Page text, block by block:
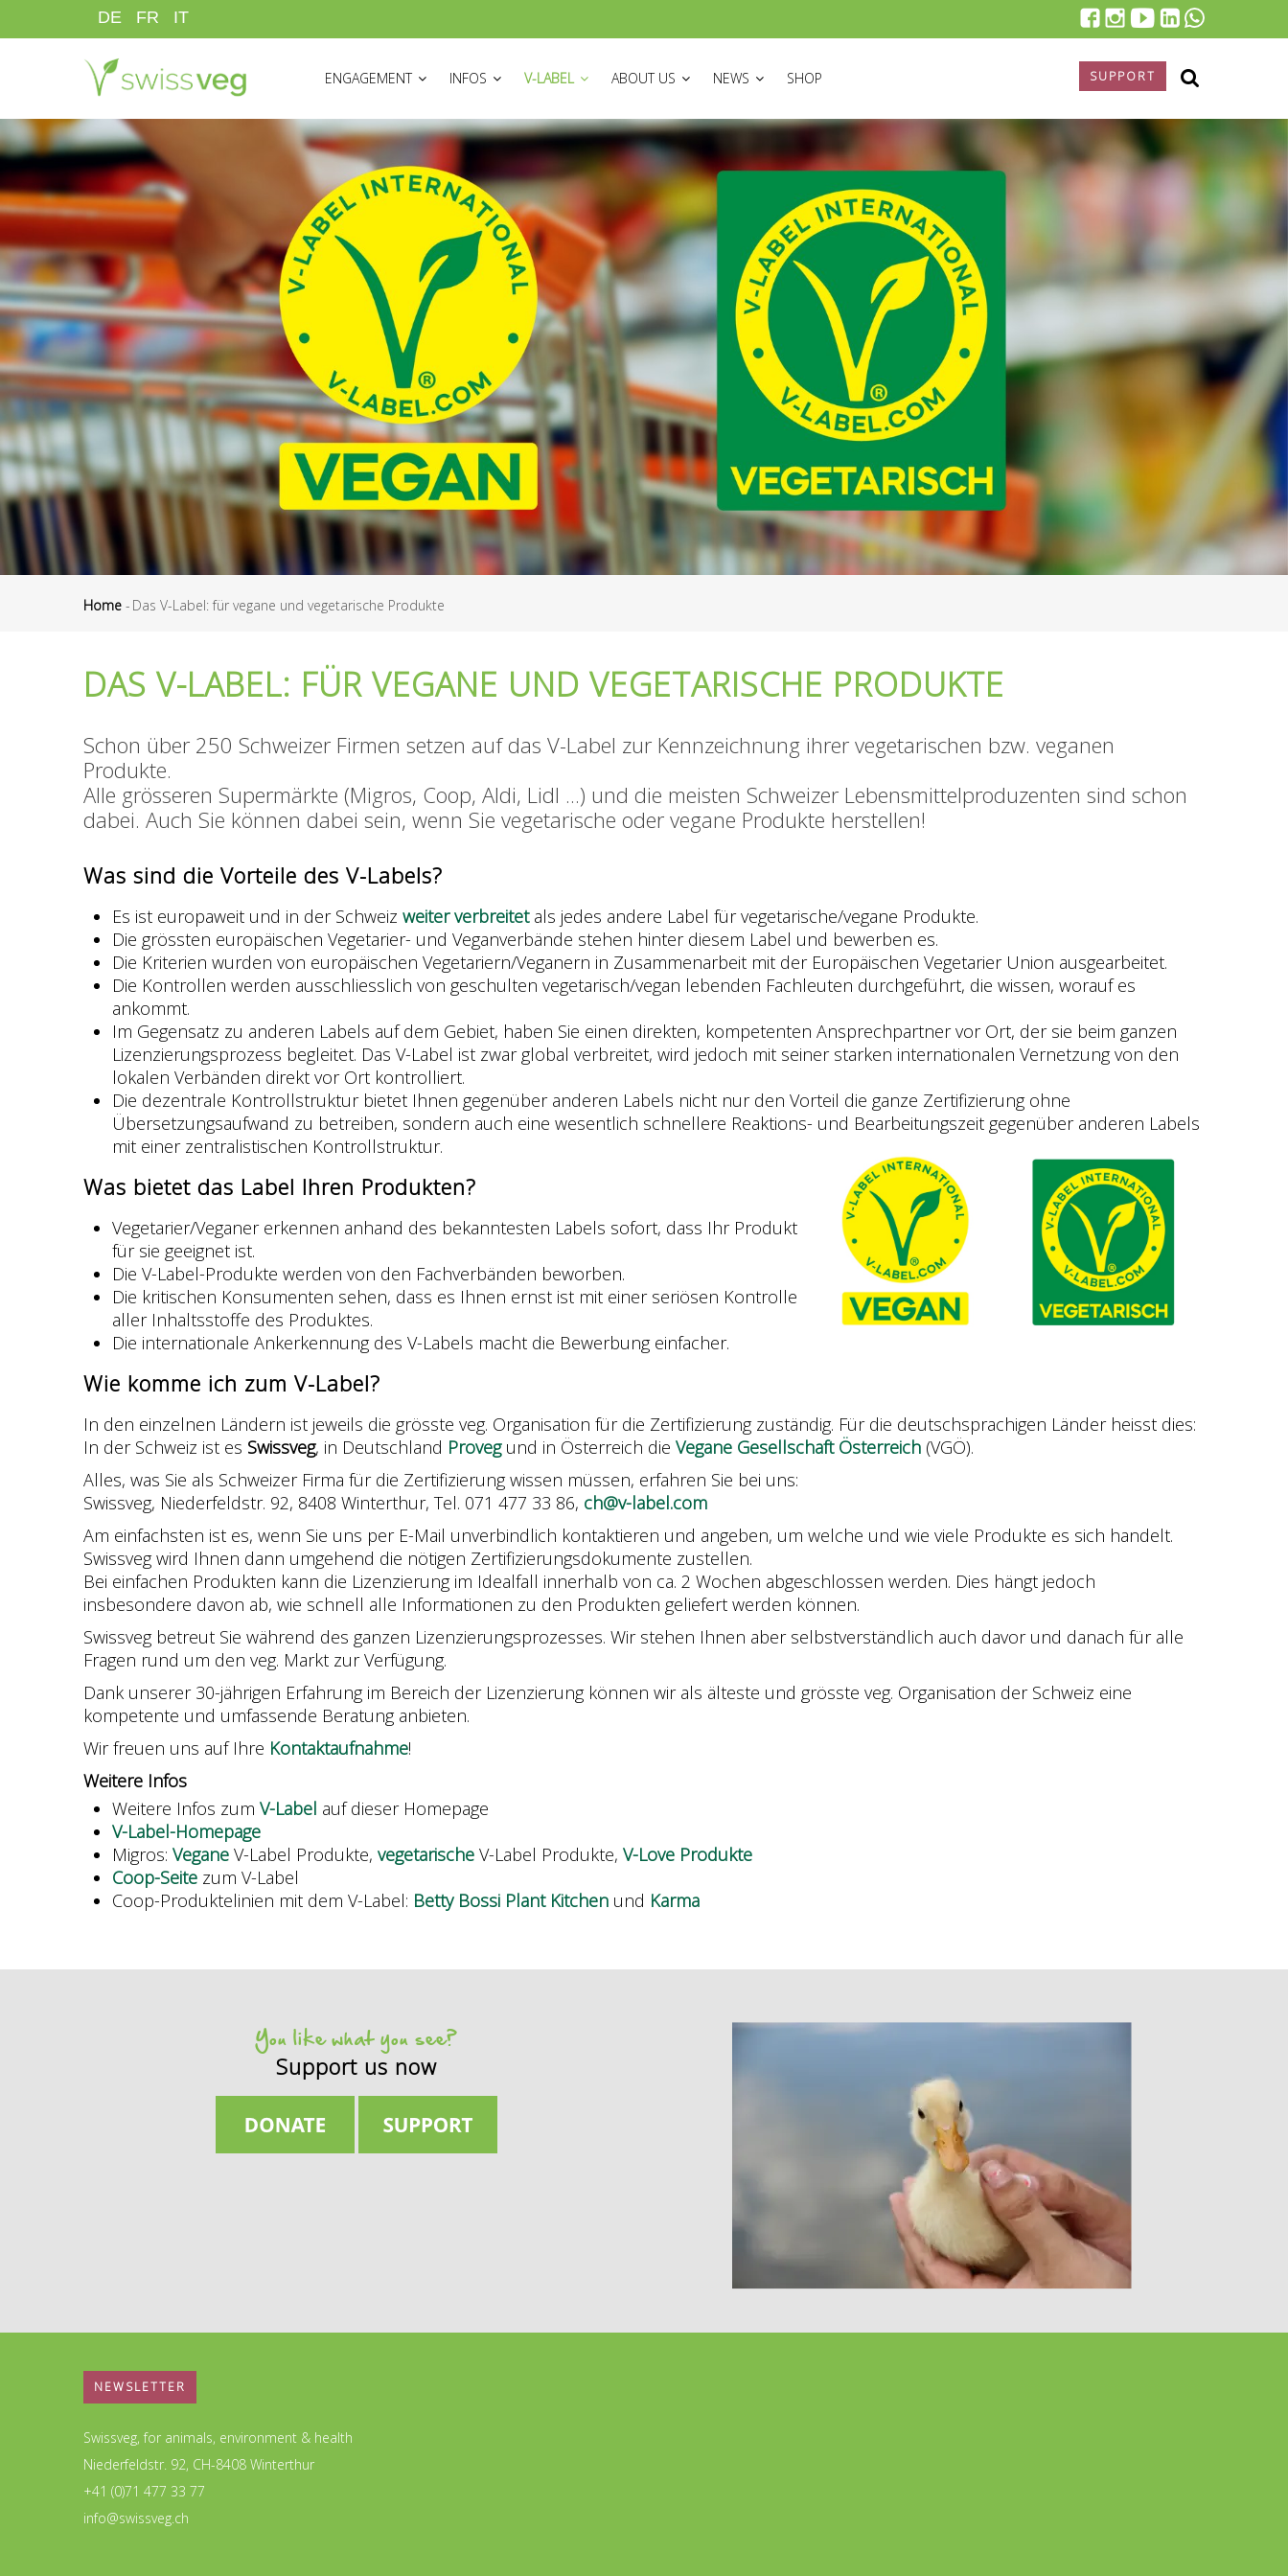
to
DE FR IT
ENGAGEMENT
INFOS V-LABEL ABOUT US NEWS SHOP SUPPORT
Home - Das V-Label: für vegane und vegetarische Produkte
DAS V-LABEL: FÜR VEGANE UND VEGETARISCHE PRODUKTE
Schon über 250 Schweizer Firmen setzen auf das V-Label zur Kennzeichnung ihrer vegetarischen bzw. veganen
Produkte.
Alle grösseren Supermärkte (Migros, Coop, Aldi, Lidl ...) und die meisten Schweizer Lebensmittelproduzenten sind schon
dabei. Auch Sie können dabei sein, wenn Sie vegetarische oder vegane Produkte herstellen!
Was sind die Vorteile des V-Labels?
Es ist europaweit und in der Schweiz weiter verbreitetals jedes andere Label für vegetarische/vegane Produkte.
Die grössten europäischen Vegetarier- und Veganverbände stehen hinter diesem Label und bewerben es.
Die Kriterien wurden von europäischen Vegetariern/Veganern in Zusammenarbeit mit der Europäischen Vegetarier Union ausgearbeitet.
Die Kontrollen werden ausschliesslich von geschulten vegetarisch/vegan lebenden Fachleuten durchgeführt, die wissen, worauf es
ankommt.
Im Gegensatz zu anderen Labels auf dem Gebiet, haben Sie einen direkten, kompetenten Ansprechpartner vor Ort, der sie beim ganzen
Lizenzierungsprozess begleitet. Das V-Label ist zwar global verbreitet, wird jedoch mit seiner starken internationalen Vernetzung von den
lokalen Verbänden direkt vor Ort kontrolliert.
Die dezentrale Kontrollstruktur bietet Ihnen gegenüber anderen Labels nicht nur den Vorteil die ganze Zertifizierung ohne
Übersetzungsaufwand zu betreiben, sondern auch eine wesentlich schnellere Reaktions- und Bearbeitungszeit gegenüber anderen Labels
mit einer zentralistischen Kontrollstruktur.
Was bietet das Label Ihren Produkten?
Vegetarier/Veganer erkennen anhand des bekanntesten Labels sofort, dass Ihr Produkt
für sie geeignet ist.
Die V-Label-Produkte werden von den Fachverbänden beworben.
Die kritischen Konsumenten sehen, dass es Ihnen ernst ist mit einer seriösen Kontrolle
aller Inhaltsstoffe des Produktes.
Die internationale Ankerkennung des V-Labels macht die Bewerbung einfacher.
Wie komme ich zum V-Label?
In den einzelnen Ländern ist jeweils die grösste veg. Organisation für die Zertifizierung zuständig. Für die deutschsprachigen Länder heisst dies:
In der Schweiz ist es Swissveg, in Deutschland Provegund in Österreich die Vegane Gesellschaft Österreich (VGÖ).
Alles, was Sie als Schweizer Firma für die Zertifizierung wissen müssen, erfahren Sie bei uns:
Swissveg, Niederfeldstr. 92, 8408 Winterthur, Tel. 071 477 33 86, ch@v-label.com
Am einfachsten ist es, wenn Sie uns per E-Mail unverbindlich kontaktieren und angeben, um welche und wie viele Produkte es sich handelt.
Swissveg wird Ihnen dann umgehend die nötigen Zertifizierungsdokumente zustellen.
Bei einfachen Produkten kann die Lizenzierung im Idealfall innerhalb von ca. 2 Wochen abgeschlossen werden. Dies hängt jedoch
insbesondere davon ab, wie schnell alle Informationen zu den Produkten geliefert werden können.
Swissveg betreut Sie während des ganzen Lizenzierungsprozesses. Wir stehen Ihnen aber selbstverständlich auch davor und danach für alle
Fragen rund um den veg. Markt zur Verfügung.
Dank unserer 30-jährigen Erfahrung im Bereich der Lizenzierung können wir als älteste und grösste veg. Organisation der Schweiz eine
kompetente und umfassende Beratung anbieten.
Wir freuen uns auf Ihre Kontaktaufnahme!
Weitere Infos
Weitere Infos zum V-Label auf dieser Homepage
V-Label-Homepage
Migros: Vegane V-Label Produkte, vegetarische V-Label Produkte, V-Love Produkte
Coop-Seite zum V-Label
Coop-Produktelinien mit dem V-Label: Betty Bossi Plant Kitchen und Karma
You like what you see?
Support us now
NEWSLETTER
Swissveg, for animals, environment & health
Niederfeldstr. 92, CH-8408 Winterthur
+41 (0)71 477 33 77
info@swissveg.ch